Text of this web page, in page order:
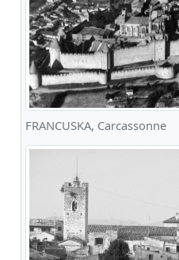
FRANCUSKA, Carcassonne